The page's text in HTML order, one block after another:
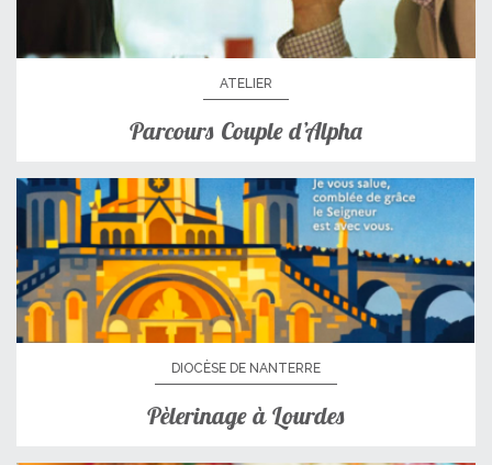
ATELIER
Parcours Couple d’Alpha
DIOCÈSE DE NANTERRE
Pèlerinage à Lourdes